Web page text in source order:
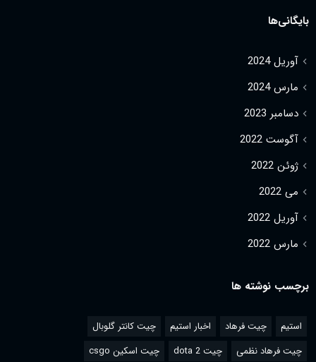
بایگانی‌ها
آوریل 2024
مارس 2024
دسامبر 2023
آگوست 2022
ژوئن 2022
می 2022
آوریل 2022
مارس 2022
برچسب نوشته ها
استیم چیت فرهاد اخبار استیم
چیت کانتر گلوبال
چیت فرهاد نظمی
چیت dota 2 چیت اسکین csgo